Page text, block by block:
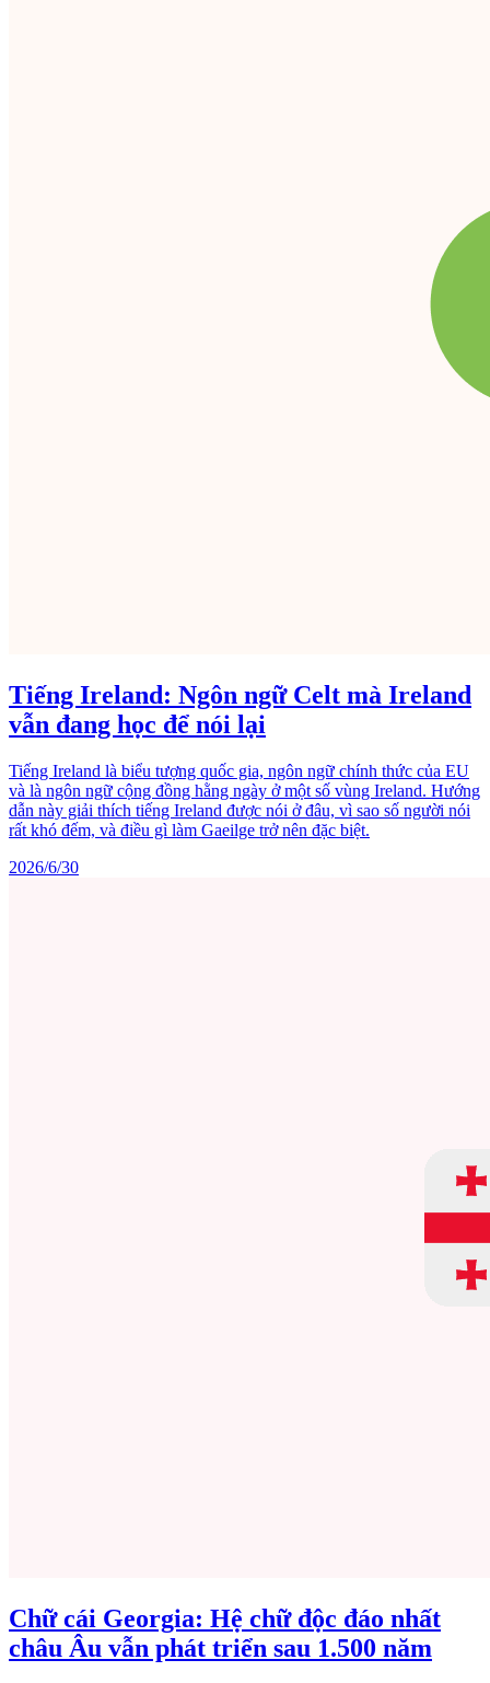
Tiếng Ireland: Ngôn ngữ Celt mà Ireland
vẫn đang học để nói lại
Tiếng Ireland là biểu tượng quốc gia, ngôn ngữ chính thức của EU
và là ngôn ngữ cộng đồng hằng ngày ở một số vùng Ireland. Hướng
dẫn này giải thích tiếng Ireland được nói ở đâu, vì sao số người nói
rất khó đếm, và điều gì làm Gaeilge trở nên đặc biệt.
2026/6/30
Chữ cái Georgia: Hệ chữ độc đáo nhất
châu Âu vẫn phát triển sau 1.500 năm